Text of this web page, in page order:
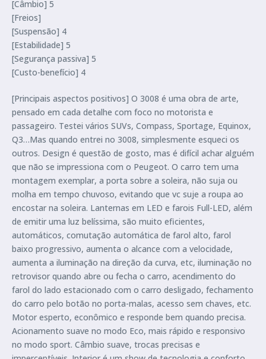
[Câmbio] 5
[Freios]
[Suspensão] 4
[Estabilidade] 5
[Segurança passiva] 5
[Custo-benefício] 4
[Principais aspectos positivos] O 3008 é uma obra de arte,
pensado em cada detalhe com foco no motorista e
passageiro. Testei vários SUVs, Compass, Sportage, Equinox,
Q3…Mas quando entrei no 3008, simplesmente esqueci os
outros. Design é questão de gosto, mas é difícil achar alguém
que não se impressiona com o Peugeot. O carro tem uma
montagem exemplar, a porta sobre a soleira, não suja ou
molha em tempo chuvoso, evitando que vc suje a roupa ao
encostar na soleira. Lanternas em LED e farois Full-LED, além
de emitir uma luz belíssima, são muito eficientes,
automáticos, comutação automática de farol alto, farol
baixo progressivo, aumenta o alcance com a velocidade,
aumenta a iluminação na direção da curva, etc, iluminação no
retrovisor quando abre ou fecha o carro, acendimento do
farol do lado estacionado com o carro desligado, fechamento
do carro pelo botão no porta-malas, acesso sem chaves, etc.
Motor esperto, econômico e responde bem quando precisa.
Acionamento suave no modo Eco, mais rápido e responsivo
no modo sport. Câmbio suave, trocas precisas e